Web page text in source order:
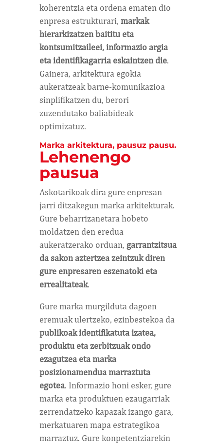
koherentzia eta ordena ematen dio
enpresa estrukturari, markak
hierarkizatzen baititu eta
kontsumitzaileei, informazio argia
eta identifikagarria eskaintzen die.
Gainera, arkitektura egokia
aukeratzeak barne-komunikazioa
sinplifikatzen du, berori
zuzendutako baliabideak
optimizatuz.
Marka arkitektura, pausuz pausu.
Lehenengo
pausua
Askotarikoak dira gure enpresan
jarri ditzakegun marka arkitekturak.
Gure beharrizanetara hobeto
moldatzen den eredua
aukeratzerako orduan, garrantzitsua
da sakon aztertzea zeintzuk diren
gure enpresaren eszenatoki eta
errealitateak.
Gure marka murgilduta dagoen
eremuak ulertzeko, ezinbestekoa da
publikoak identifikatuta izatea,
produktu eta zerbitzuak ondo
ezagutzea eta marka
posizionamendua marraztuta
egotea. Informazio honi esker, gure
marka eta produktuen ezaugarriak
zerrendatzeko kapazak izango gara,
merkatuaren mapa estrategikoa
marraztuz. Gure konpetentziarekin